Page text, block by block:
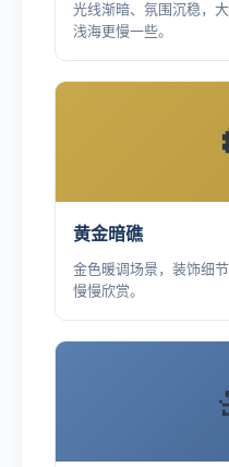
光线渐暗、氛围沉稳，
浅海更慢一些。
黄金暗礁
金色暖调场景，装饰细
慢慢欣赏。